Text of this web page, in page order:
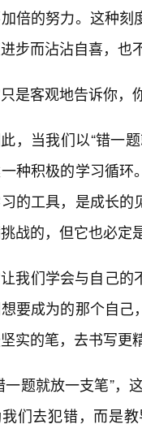
倍的努力。这种刻
步而沾沾自喜，也
是客观地告诉你，
，当我们以“错一
种积极的学习循环
的工具，是成长
战的，但它也必定
我们学会与自己的
要成为的那个自己
实的笔，去书写更
一题就放一支笔”，
们去犯错，而是